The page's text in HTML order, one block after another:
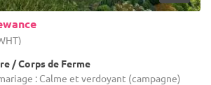
/ Corps de Ferme
: Calme et verdoyant (campagne)